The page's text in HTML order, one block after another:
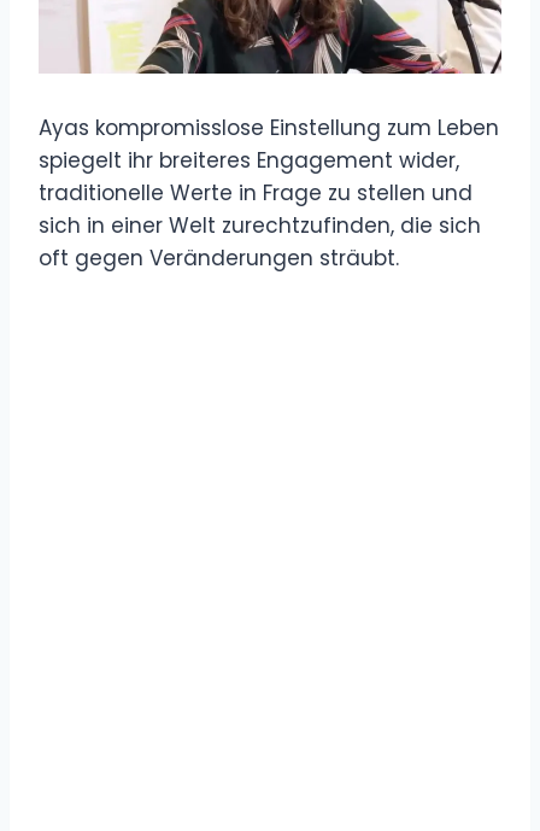
Ayas kompromisslose Einstellung zum Leben
spiegelt ihr breiteres Engagement wider,
traditionelle Werte in Frage zu stellen und
sich in einer Welt zurechtzufinden, die sich
oft gegen Veränderungen sträubt.